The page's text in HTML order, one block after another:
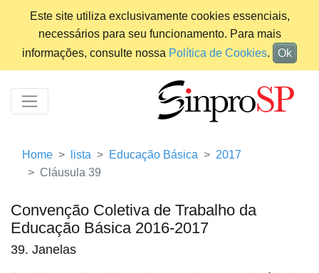
Este site utiliza exclusivamente cookies essenciais,
necessários para seu funcionamento. Para mais
informações, consulte nossa Política de Cookies. Ok
Home lista Educação Básica
2017
Cláusula 39
Convenção Coletiva de Trabalho da
Educação Básica 2016-2017
39. Janelas